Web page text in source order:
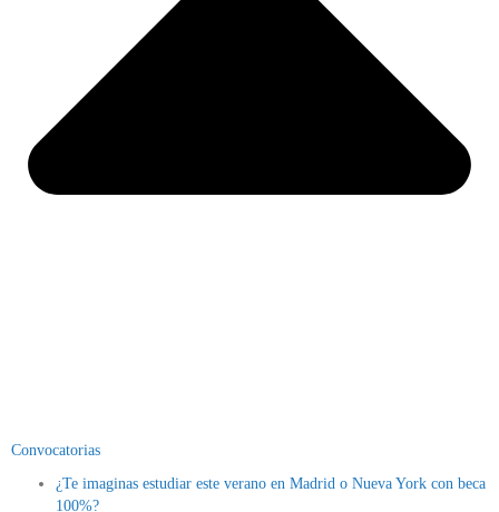
Convocatorias
¿Te imaginas estudiar este verano en Madrid o Nueva York con beca
100%?